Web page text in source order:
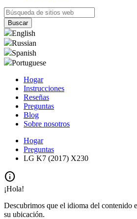
English
Russian
Spanish
Portuguese
Hogar
Instrucciones
Reseñas
Preguntas
Blog
Sobre nosotros
Hogar
Preguntas
LG K7 (2017) X230
info
¡Hola!
Descubrimos que el idioma del contenido
su ubicación.